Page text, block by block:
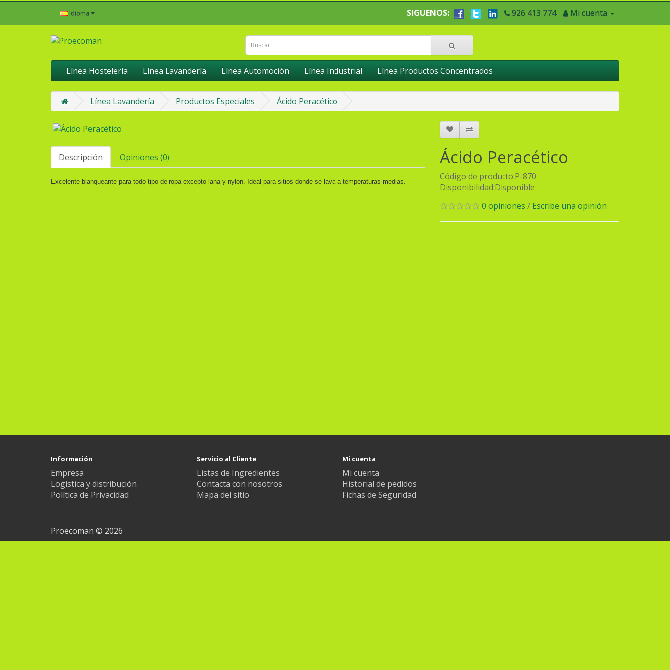
Idioma SIGUENOS: 926 413 774 Mi cuenta
Línea Hostelería Línea Lavandería Línea Automoción Línea Industrial Línea Productos Concentrados
Línea Lavandería Productos Especiales Ácido Peracético
Descripción Opiniones (0)
Excelente blanqueante para todo tipo de ropa excepto lana y nylon. Ideal para sitios donde se lava a temperaturas medias.
Ácido Peracético
Código de producto:P-870
Disponibilidad:Disponible
0 opiniones / Escribe una opinión
Información
Empresa
Logística y distribución
Política de Privacidad
Servicio al Cliente
Listas de Ingredientes
Contacta con nosotros
Mapa del sitio
Mi cuenta
Mi cuenta
Historial de pedidos
Fichas de Seguridad
Proecoman © 2026